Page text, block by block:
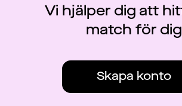
Vi hjälper dig att
match för dig
Skapa konto